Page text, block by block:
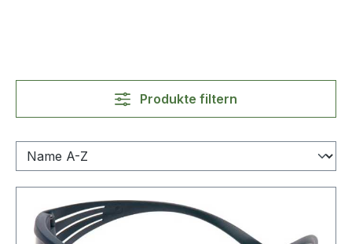
Produkte filtern